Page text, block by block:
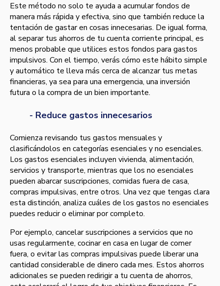
Este método no solo te ayuda a acumular fondos de
manera más rápida y efectiva, sino que también reduce la
tentación de gastar en cosas innecesarias. De igual forma,
al separar tus ahorros de tu cuenta corriente principal, es
menos probable que utilices estos fondos para gastos
impulsivos. Con el tiempo, verás cómo este hábito simple
y automático te lleva más cerca de alcanzar tus metas
financieras, ya sea para una emergencia, una inversión
futura o la compra de un bien importante.
- Reduce gastos innecesarios
Comienza revisando tus gastos mensuales y
clasificándolos en categorías esenciales y no esenciales.
Los gastos esenciales incluyen vivienda, alimentación,
servicios y transporte, mientras que los no esenciales
pueden abarcar suscripciones, comidas fuera de casa,
compras impulsivas, entre otros. Una vez que tengas clara
esta distinción, analiza cuáles de los gastos no esenciales
puedes reducir o eliminar por completo.
Por ejemplo, cancelar suscripciones a servicios que no
usas regularmente, cocinar en casa en lugar de comer
fuera, o evitar las compras impulsivas puede liberar una
cantidad considerable de dinero cada mes. Estos ahorros
adicionales se pueden redirigir a tu cuenta de ahorros,